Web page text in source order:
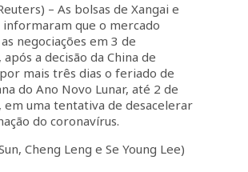
– As bolsas de Xangai e
informaram que o mercado
negociações em 3 de
a decisão da China de
mais três dias o feriado de
do Ano Novo Lunar, até 2 de
uma tentativa de desacelerar
do coronavírus.
Cheng Leng e Se Young Lee)